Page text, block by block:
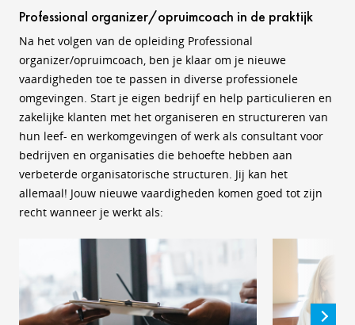
Professional organizer/opruimcoach in de praktijk
Na het volgen van de opleiding Professional
organizer/opruimcoach, ben je klaar om je nieuwe
vaardigheden toe te passen in diverse professionele
omgevingen. Start je eigen bedrijf en help particulieren en
zakelijke klanten met het organiseren en structureren van
hun leef- en werkomgevingen of werk als consultant voor
bedrijven en organisaties die behoefte hebben aan
verbeterde organisatorische structuren. Jij kan het
allemaal! Jouw nieuwe vaardigheden komen goed tot zijn
recht wanneer je werkt als: